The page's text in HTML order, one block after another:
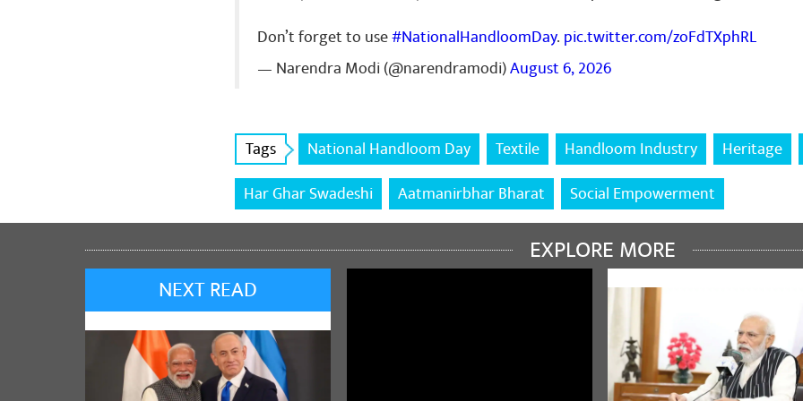
Don’t forget to use#NationalHandloomDay. pic.twitter.com/zoFdTXphRL
— Narendra Modi (@narendramodi)August 6, 2026
Tags National Handloom Day Textile Handloom Industry
Heritage
Har Ghar Swadeshi
Aatmanirbhar Bharat Social Empowerment
EXPLORE MORE
NEXT READ